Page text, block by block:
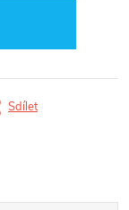
Sdílet